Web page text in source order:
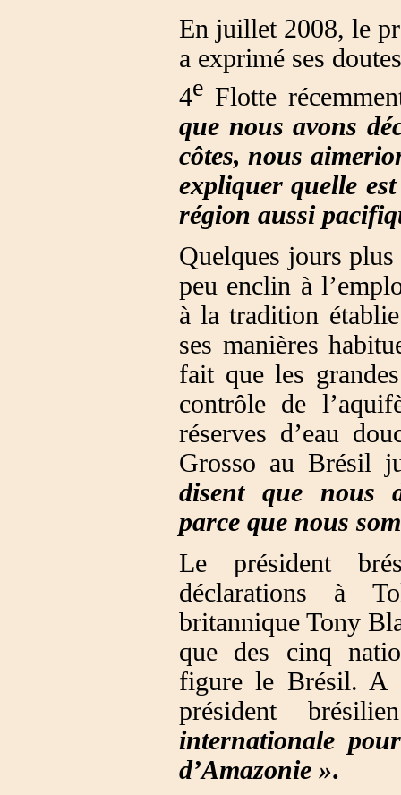
En juillet 2008, le
a exprimé ses
4e Flotte
que nous avons
côtes, nous
expliquer quelle
région aussi
Quelques jours
peu enclin à
à la tradition
ses manières
fait que les
contrôle de
réserves d’eau
Grosso au Brésil
disent que nous
parce que nous
Le président
déclarations à
britannique Tony
que des cinq
figure le Brésil. A
président
internationale
d’Amazonie ».